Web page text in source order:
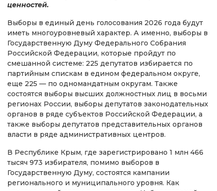
ценностей.
Выборы в единый день голосования 2026 года будут
иметь многоуровневый характер. А именно, выборы в
Государственную Думу Федерального Собрания
Российской Федерации, которые пройдут по
смешанной системе: 225 депутатов избирается по
партийным спискам в едином федеральном округе,
еще 225 — по одномандатным округам. Также
состоятся выборы высших должностных лиц в восьми
регионах России, выборы депутатов законодательных
органов в ряде субъектов Российской Федерации, а
также выборы депутатов представительных органов
власти в ряде административных центров.
В Республике Крым, где зарегистрировано 1 млн 466
тысяч 973 избирателя, помимо выборов в
Государственную Думу, состоятся кампании
регионального и муниципального уровня. Как